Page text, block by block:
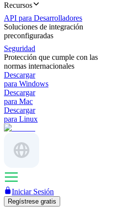
Recursos
API para Desarrolladores
Soluciones de integración
preconfiguradas
Seguridad
Protección que cumple con las
normas internacionales
Descargar
para Windows
Descargar
para Mac
Descargar
para Linux
Iniciar Sesión
Regístrese gratis